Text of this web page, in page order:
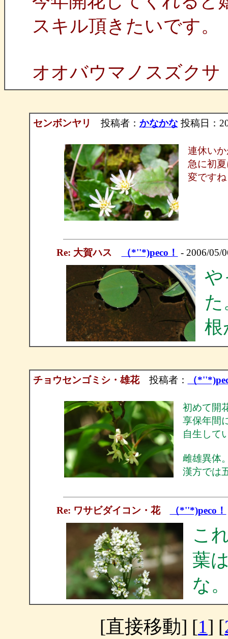
スキル頂きたいです。
オオバウマノスズクサ
センボンヤリ 投稿者： かなかな投稿日：
連休い
急に初
変です
Re: 大賀ハス （*''*)peco！ - 2006/05/
や
た
根
チョウセンゴミシ・雄花投稿者： （
初めて開
享保年間
自生して
雌雄異体
漢方では
Re: ワサビダイコン・花 （*''*)peco！
こ
葉
な
[直接移動] [1] [